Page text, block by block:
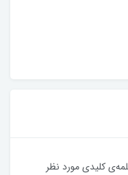
کلیدی مورد نظر